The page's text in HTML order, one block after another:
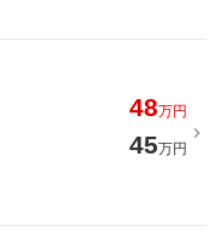
48万円
45万円